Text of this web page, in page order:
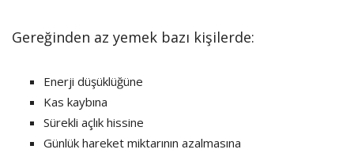
Gereğinden az yemek bazı kişilerde:
Enerji düşüklüğüne
Kas kaybına
Sürekli açlık hissine
Günlük hareket miktarının azalmasına